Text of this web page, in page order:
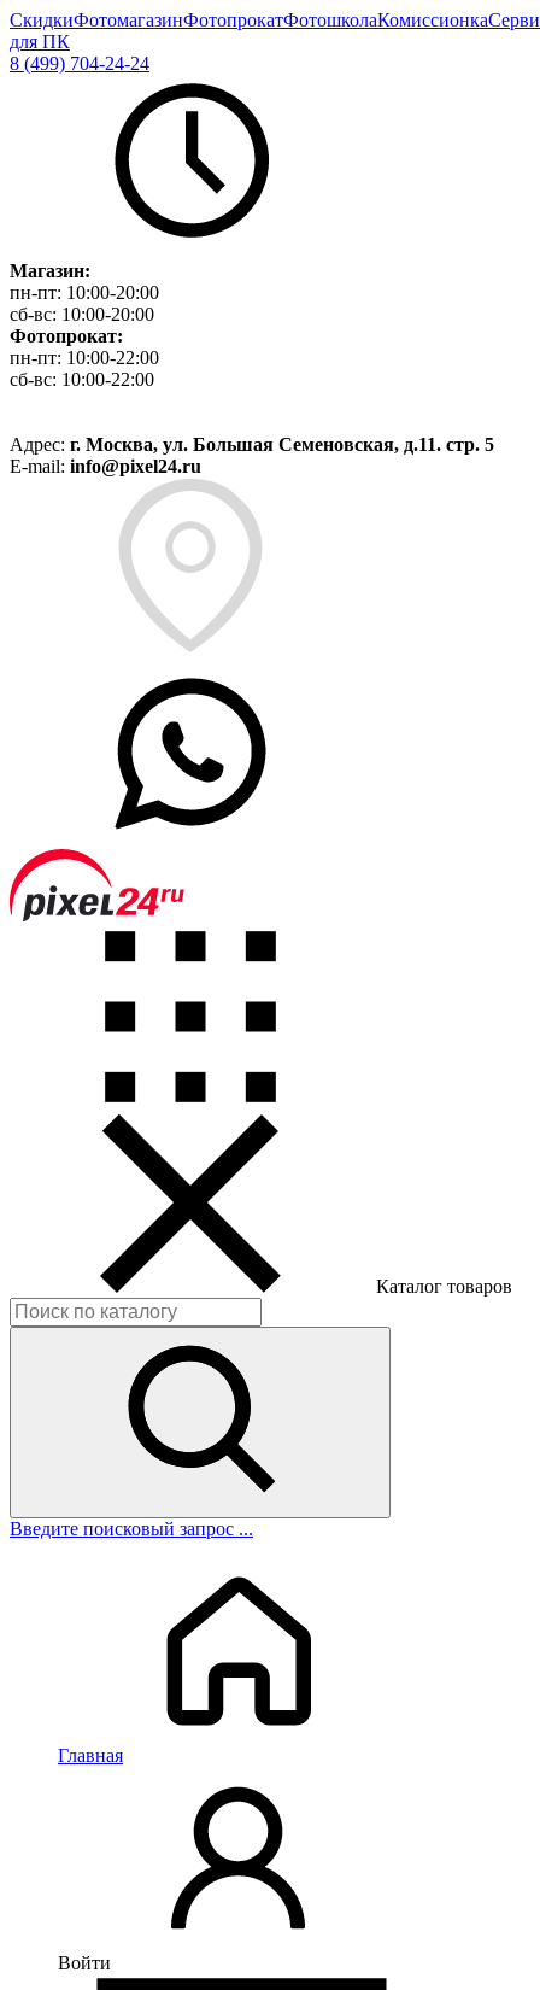
СкидкиФотомагазинФотопрокатФотошколаКомиссионка
для ПК
8 (499) 704-24-24
Магазин:
пн-пт: 10:00-20:00
сб-вс: 10:00-20:00
Фотопрокат:
пн-пт: 10:00-22:00
сб-вс: 10:00-22:00
Адрес: г. Москва, ул. Большая Семеновская, д.11. стр. 5
E-mail: info@pixel24.ru
Каталог товаров
Введите поисковый запрос ...
Главная
Войти